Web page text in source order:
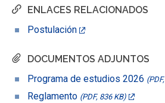
ENLACES RELACIONADOS
Postulación
DOCUMENTOS ADJUNTOS
Programa de estudios 2026
Reglamento (PDF, 836 KB)